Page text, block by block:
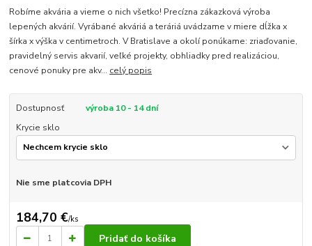
Robíme akvária a vieme o nich všetko! Precízna zákazková výroba
lepených akvárií. Vyrábané akváriá a teráriá uvádzame v miere dĺžka x
šírka x výška v centimetroch. V Bratislave a okolí ponúkame: zriaďovanie,
pravidelný servis akvarií, veľké projekty, obhliadky pred realizáciou,
cenové ponuky pre akv... celý popis
Dostupnosť
výroba 10 - 14 dní
Krycie sklo
Nie sme platcovia DPH
184,70 €/ks
Pridať do košíka